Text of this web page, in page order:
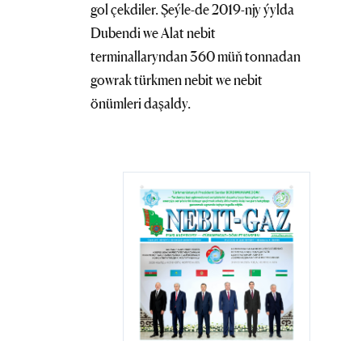
gol çekdiler. Şeýle-de 2019-njy ýylda
Dubendi we Alat nebit
terminallaryndan 360 müň tonnadan
gowrak türkmen nebit we nebit
önümleri daşaldy.